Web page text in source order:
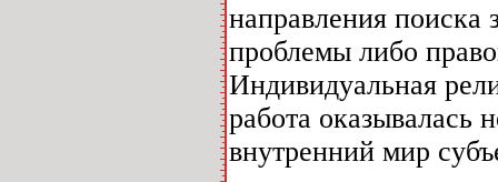
направления поиска
проблемы либо
Индивидуальная
работа оказывалась
внутренний мир